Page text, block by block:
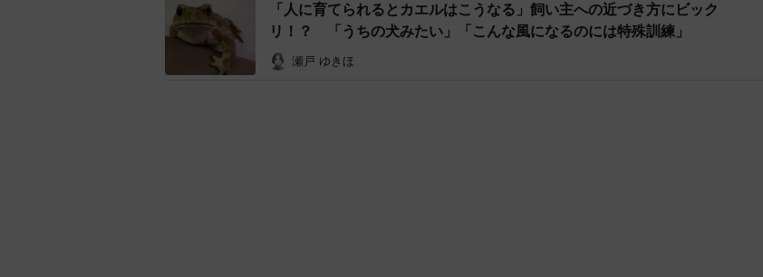
「人に育てられるとカエルはこうなる」飼い主への近づき方にビック
リ！？ 「うちの犬みたい」「こんな風になるのには特殊訓練」
瀬戸 ゆきほ